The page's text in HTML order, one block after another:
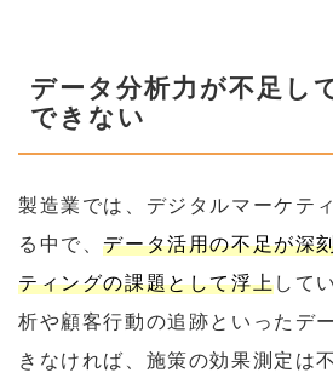
データ分析力が不足し
できない
製造業では、デジタルマーケテ
る中で、データ活用の不足が深
ティングの課題として浮上して
析や顧客行動の追跡といったデ
きなければ、施策の効果測定は